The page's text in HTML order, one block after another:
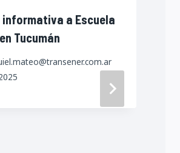
informativa a Escuela
Tucumán